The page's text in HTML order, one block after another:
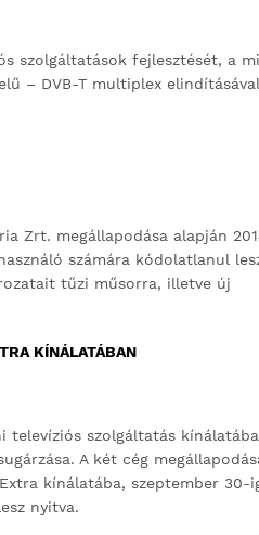
szolgáltatások fejlesztését, a
– DVB-T multiplex
Zrt. megállapodása alapján
számára kódolatlanul
tűzi műsorra, illetve új
KÍNÁLATÁBAN
televíziós szolgáltatás
A két cég
kínálatába, szeptember 30-
nyitva.